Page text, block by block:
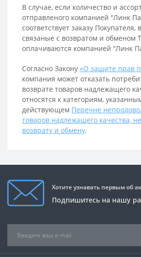
В случае, если количество и
отправленого компанией "Линк
соответствует заказу Покупателя,
связаные с возвратом и обменом
оплачиваются компанией "Линк
Согласно Закону «О защите прав
компания может отказать
возврате товаров надлежащего
относятся к категориям,
действующем Перечне
товаров надлежащего качества,
возврату и обмену.
Хотите узнавать первым об
Подпишитесь на нашу